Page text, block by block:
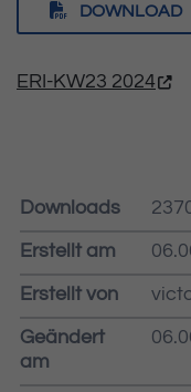
DOWNLOAD
ERI-KW23 2024
Downloads
Erstellt am
Erstellt von
Geändert
am